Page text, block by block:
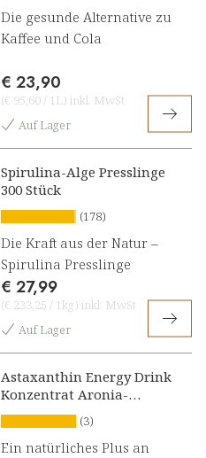
Die gesunde Alternative zu
Kaffee und Cola
€ 23,90
(€ 95,60 / 1L) inkl. MwSt
Auf Lager
Spirulina-Alge Presslinge
300 Stück
(178)
Die Kraft aus der Natur –
Spirulina Presslinge
€ 27,99
(€ 233,25 / 1kg) inkl. MwSt
Auf Lager
Astaxanthin Energy Drink
Konzentrat Aronia-
Maracuja
(3)
Ein natürliches Plus an